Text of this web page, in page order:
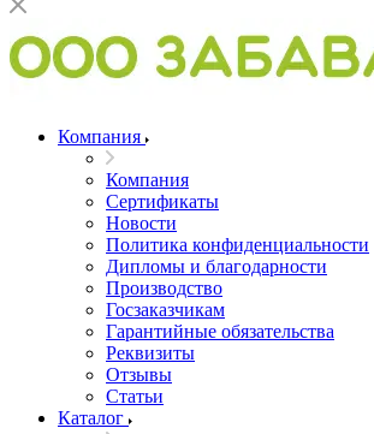
Компания
Компания
Сертификаты
Новости
Политика конфиденциальности
Дипломы и благодарности
Производство
Госзаказчикам
Гарантийные обязательства
Реквизиты
Отзывы
Статьи
Каталог